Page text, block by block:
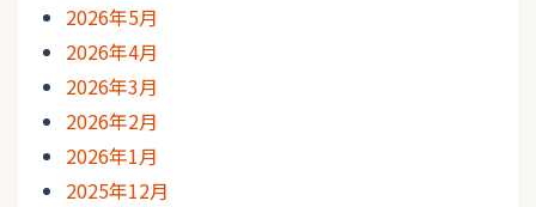
2026年5月
2026年4月
2026年3月
2026年2月
2026年1月
2025年12月